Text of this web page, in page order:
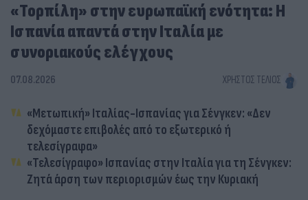
«Τορπίλη» στην ευρωπαϊκή ενότητα: Η
Ισπανία απαντά στην Ιταλία με
συνοριακούς ελέγχους
07.08.2026 ΧΡΉΣΤΟΣ ΤΈΛΙΟΣ
«Μετωπική» Ιταλίας-Ισπανίας για Σένγκεν: «Δεν
δεχόμαστε επιβολές από το εξωτερικό ή
τελεσίγραφα»
«Τελεσίγραφο» Ισπανίας στην Ιταλία για τη Σένγκεν:
Ζητά άρση των περιορισμών έως την Κυριακή